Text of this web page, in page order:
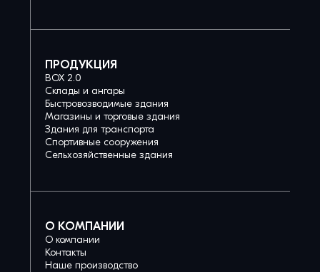
ПРОДУКЦИЯ
BOX 2.0
Склады и ангары
Быстровозводимые здания
Магазины и торговые здания
Здания для транспорта
Спортивные сооружения
Сельхозяйственные здания
О КОМПАНИИ
О компании
Контакты
Наше производство